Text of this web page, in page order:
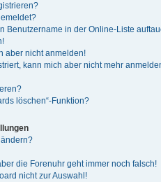
Benutzername in der Online-Liste
aber nicht anmelden!
kann mich aber nicht mehr
löschen“-Funktion?
die Forenuhr geht immer noch falsch!
nicht zur Auswahl!